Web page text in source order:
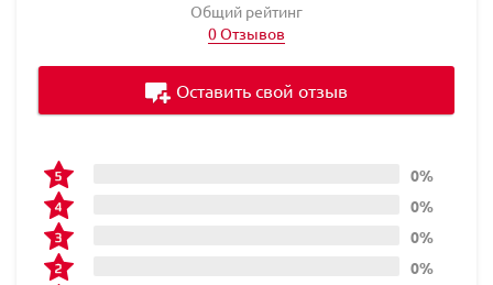
Общий рейтинг
0 Отзывов
0%
0%
0%
0%
Оставить свой отзыв